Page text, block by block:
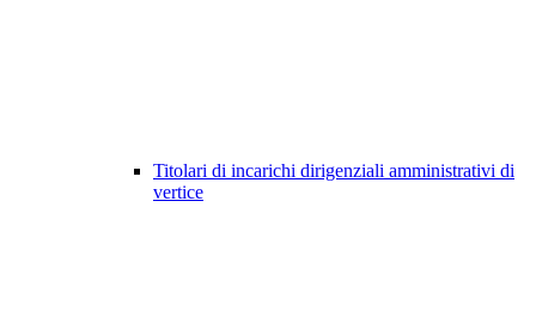
Titolari di incarichi dirigenziali amministrativi di
vertice